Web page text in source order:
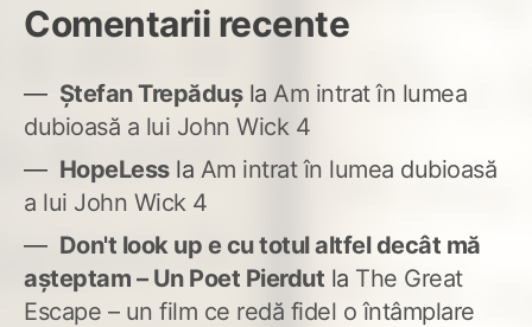
Comentarii recente
Ștefan Trepădușla Am intrat în lumea
dubioasă a lui John Wick 4
HopeLessla Am intrat în lumea dubioasă
a lui John Wick 4
Don't look up e cu totul altfel decât mă
așteptam – Un Poet Pierdut la The Great
Escape – un film ce redă fidel o întâmplare